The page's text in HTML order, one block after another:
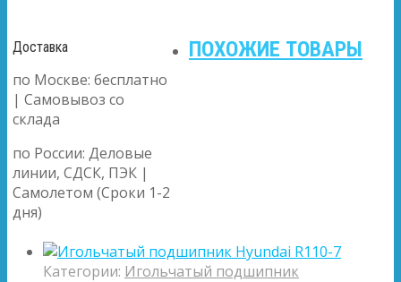
Доставка
по Москве: бесплатно
| Самовывоз со
склада
по России: Деловые
линии, СДСК, ПЭК |
Самолетом (Сроки 1-2
дня)
ПОХОЖИЕ ТОВАРЫ
Категории: Игольчатый подшипник